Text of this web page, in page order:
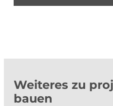
Weiteres zu
bauen